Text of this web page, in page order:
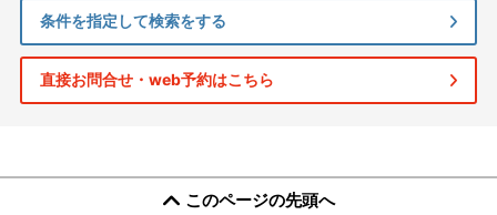
条件を指定して検索をする
直接お問合せ・web予約はこちら
このページの先頭へ